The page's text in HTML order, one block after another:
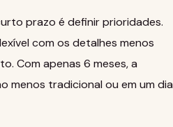
prazo é definir prioridades.
com os detalhes menos
Com apenas 6 meses, a
menos tradicional ou em um dia